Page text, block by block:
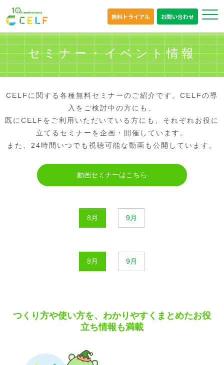
無料トライアル お問い合わせ
セミナー・イベント情報
CELFに関する各種無料セミナーのご紹介です。CELFの導
入をご検討中の方にも、
既にCELFをご利用いただいている方にも、それぞれお役に
立てるセミナーを企画・開催しています。
また、24時間いつでも視聴可能な動画も公開しています。
動画セミナーはこちら
8月 9月
8月 9月
つくり方や使い方を、わかりやすくまとめたお役
立ち情報も満載